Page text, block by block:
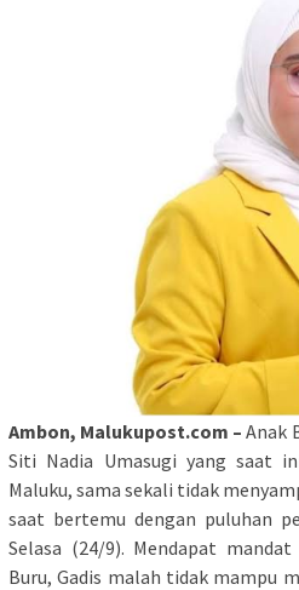
Ambon, Malukupost.com – Anak
Siti Nadia Umasugi yang saat
Maluku, sama sekali tidak
saat bertemu dengan puluhan
Selasa (24/9). Mendapat
Buru, Gadis malah tidak mampu